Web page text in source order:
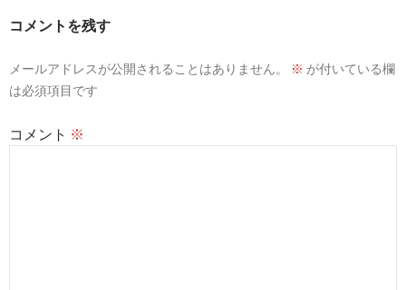
ョ
コメントを残す
メールアドレスが公開されることはありません。 ※ が付いている欄
は必須項目です
コメント ※